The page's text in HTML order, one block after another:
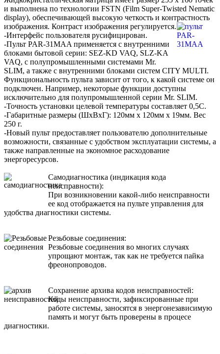
и выполнена по технологии FSTN (Film Super-Twisted Nematic
display), обеспечивающей высокую четкость и контрастность
изображения. Контраст изображения регулируется.
-Интерфейс пользователя русифицирован.
-Пульт PAR-31MAA применяется с внутренними
блоками бытовой серии: SEZ-KD VAQ, SLZ-KA
VAQ, с полупромышленными системами Mr.
SLIM, а также с внутренними блоками систем CITY MULTI.
Функциональность пульта зависит от того, к какой системе он
подключен. Например, некоторые функции доступны
исключительно для полупромышленной серии Mr. SLIM.
-Точность установки целевой температуры составляет 0,5С.
-Габаритные размеры (ШхВхГ): 120мм х 120мм х 19мм. Вес
250 г.
-Новый пульт предоставляет пользователю дополнительные
возможности, связанные с удобством эксплуатации системы, а
также направленные на экономное расходование
энергоресурсов.
Самодиагностика (индикация кода
неисправности):
При возникновении какой-либо неисправности
ее код отображается на пульте управления для
удобства диагностики системы.
Резьбовые соединения:
Резьбовые соединения во многих случаях
упрощают монтаж, так как не требуется пайка
фреонопроводов.
Сохранение архива кодов неисправностей:
Коды неисправности, зафиксированные при
работе системы, заносятся в энергонезависимую
память и могут быть проверены в процесе
диагностики.